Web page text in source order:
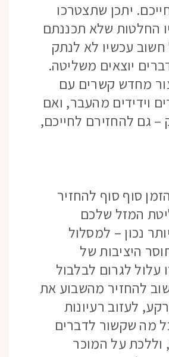
יתכן שתצטרכו
החלטות שלא תכננתם
עכשיו לא לנתק
יוצאים משליטה.
מחדש קשרים עם
וידידים מהעבר, ואם
– גם להחזירם לחייכם,
סוף סוף להחזיר
המזל שלכם
נכון – למסלול
היציבות של
עלול לגרום לבלבול
להחזיר מהשבוע את
לעזוב רעיונות
מה שקשור לדברים
וללכת על המוכר